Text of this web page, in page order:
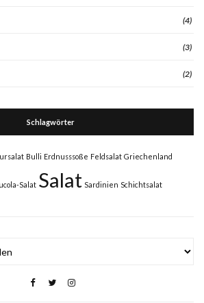
(4)
(3)
(2)
Schlagwörter
Bulli Erdnusssoße Feldsalat Griechenland
Salat Salat Sardinien Schichtsalat